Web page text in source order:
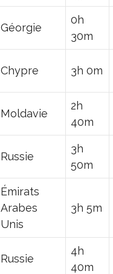
Géorgie
0h
30m
Chypre 3h 0m
Moldavie
2h
40m
Russie
3h
50m
Émirats
Arabes
Unis
3h 5m
Russie
4h
40m